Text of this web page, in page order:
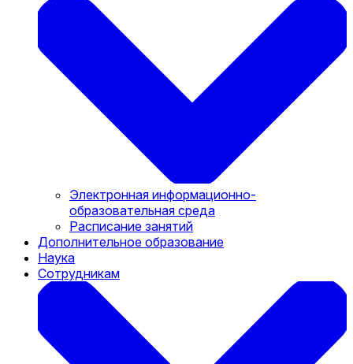
Электронная информационно-
образовательная среда
Расписание занятий
Дополнительное образование
Наука
Сотрудникам